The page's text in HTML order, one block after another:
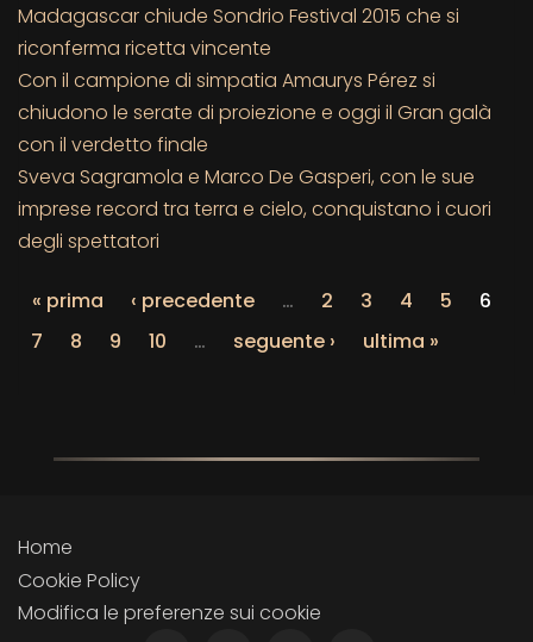
Madagascar chiude Sondrio Festival 2015 che si
riconferma ricetta vincente
Con il campione di simpatia Amaurys Pérez si
chiudono le serate di proiezione e oggi il Gran galà
con il verdetto finale
Sveva Sagramola e Marco De Gasperi, con le sue
imprese record tra terra e cielo, conquistano i cuori
degli spettatori
« prima ‹ precedente … 2 3 4 5
6
7
8 9 10 … seguente › ultima »
Home
Cookie Policy
Modifica le preferenze sui cookie